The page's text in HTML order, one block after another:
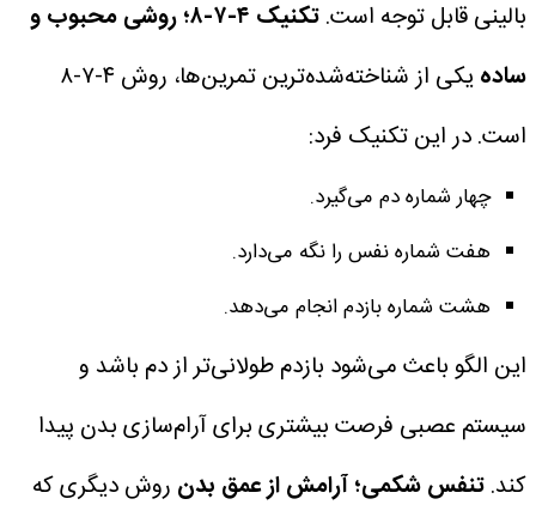
بالینی قابل توجه است.
تکنیک ۴-۷-۸؛ روشی محبوب و
ساده
یکی از شناخته‌شده‌ترین تمرین‌ها، روش ۴-۷-۸
است.در این تکنیک فرد:
چهار شماره دم می‌گیرد.
هفت شماره نفس را نگه می‌دارد.
هشت شماره بازدم انجام می‌دهد.
این الگو باعث می‌شود بازدم طولانی‌تر از دم باشد و
سیستم عصبی فرصت بیشتری برای آرام‌سازی بدن پیدا
کند.تنفس شکمی؛ آرامش از عمق بدن روش دیگری که